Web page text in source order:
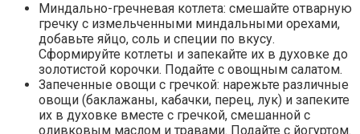
Миндально-гречневая котлета: смешайте отварную
гречку с измельченными миндальными орехами,
добавьте яйцо, соль и специи по вкусу.
Сформируйте котлеты и запекайте их в духовке до
золотистой корочки. Подайте с овощным салатом.
Запеченные овощи с гречкой: нарежьте различные
овощи (баклажаны, кабачки, перец, лук) и запеките
их в духовке вместе с гречкой, смешанной с
оливковым маслом и травами. Подайте с йогуртом.